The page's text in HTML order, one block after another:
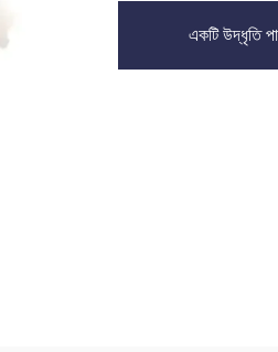
একটি উদ্ধৃতি